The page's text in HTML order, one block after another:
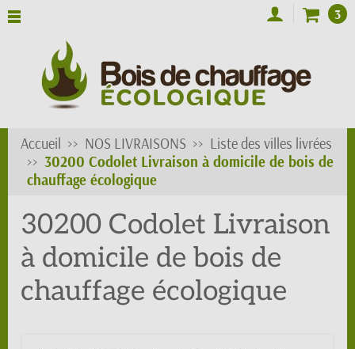
3
Accueil NOS LIVRAISONS
Liste des villes livrées
30200 Codolet Livraison à domicile de bois de
chauffage écologique
30200 Codolet Livraison
à domicile de bois de
chauffage écologique